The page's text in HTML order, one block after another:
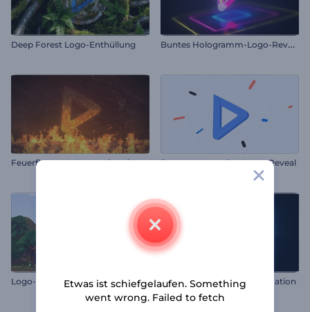
Deep Forest Logo-Enthüllung B
untes Hologramm-Logo-Reveal
Feuerflammen Logoanimation Bewegungspunkte-Logo-Reveal
L
ogo-Animation im Minecraft-Stil Digitale Globus-Logo-Animation
Etwas ist schiefgelaufen. Something
went wrong. Failed to fetch